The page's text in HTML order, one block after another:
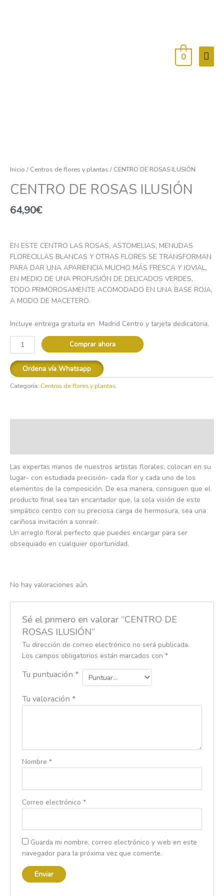
0
Inicio / Centros de flores y plantas / CENTRO DE ROSAS ILUSIÓN
CENTRO DE ROSAS ILUSIÓN
64,90€
EN ESTE CENTRO LAS ROSAS, ASTOMELIAS, MENUDAS
FLORECILLAS BLANCAS Y OTRAS FLORES SE TRANSFORMAN
PARA DAR UNA APARIENCIA MUCHO MÁS FRESCA Y JOVIAL,
EN MEDIO DE UNA PROFUSIÓN DE DELICADOS VERDES,
TODO PRIMOROSAMENTE ACOMODADO EN UNA BASE ROJA,
A MODO DE MACETERO.
Incluye entrega gratuita en Madrid Centro y tarjeta dedicatoria.
ROSAS
cantidad
Comprar ahora
Ordena vía Whatsapp
Categoría: Centros de flores y plantas
Las expertas manos de nuestros artistas florales, colocan en su
lugar- con estudiada precisión- cada flor y cada uno de los
elementos de la composición. De esa manera, consiguen que el
producto final sea tan encantador que, la sola visión de este
simpático centro con su preciosa carga de hermosura, sea una
cariñosa invitación a sonreír.
Un arreglo floral perfecto que puedes encargar para ser
obsequiado en cualquier oportunidad.
No hay valoraciones aún.
Sé el primero en valorar “CENTRO DE
ROSAS ILUSIÓN”
Tu dirección de correo electrónico no será publicada.
Los campos obligatorios están marcados con *
Tu puntuación *
Tu valoración *
Nombre *
Correo electrónico *
Guarda mi nombre, correo electrónico y web en este
navegador para la próxima vez que comente.